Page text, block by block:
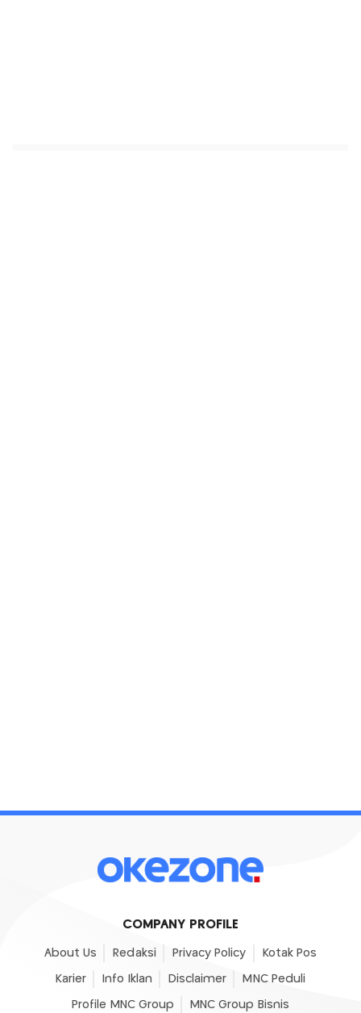
COMPANY PROFILE
About Us Redaksi Privacy Policy Kotak Pos
Karier Info Iklan Disclaimer MNC Peduli
Profile MNC Group MNC Group Bisnis